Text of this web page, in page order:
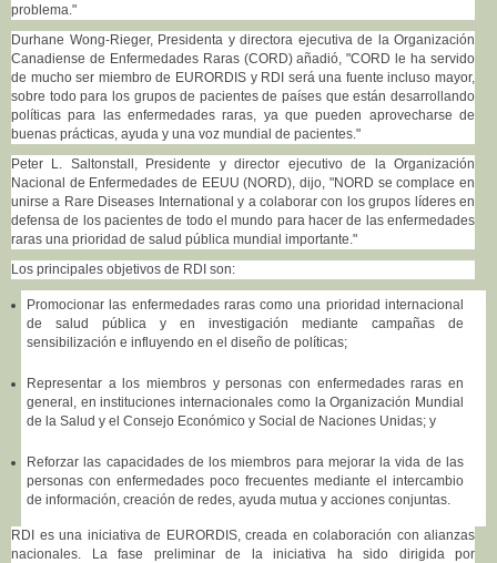
problema."
Durhane Wong-Rieger, Presidenta y directora ejecutiva de la Organización
Canadiense de Enfermedades Raras (CORD) añadió, "CORD le ha servido
de mucho ser miembro de EURORDIS y RDI será una fuente incluso mayor,
sobre todo para los grupos de pacientes de países que están desarrollando
políticas para las enfermedades raras, ya que pueden aprovecharse de
buenas prácticas, ayuda y una voz mundial de pacientes."
Peter L. Saltonstall, Presidente y director ejecutivo de la Organización
Nacional de Enfermedades de EEUU (NORD), dijo, "NORD se complace en
unirse a Rare Diseases International y a colaborar con los grupos líderes en
defensa de los pacientes de todo el mundo para hacer de las enfermedades
raras una prioridad de salud pública mundial importante."
Los principales objetivos de RDI son:
Promocionar las enfermedades raras como una prioridad internacional
de salud pública y en investigación mediante campañas de
sensibilización e influyendo en el diseño de políticas;
Representar a los miembros y personas con enfermedades raras en
general, en instituciones internacionales como la Organización Mundial
de la Salud y el Consejo Económico y Social de Naciones Unidas; y
Reforzar las capacidades de los miembros para mejorar la vida de las
personas con enfermedades poco frecuentes mediante el intercambio
de información, creación de redes, ayuda mutua y acciones conjuntas.
RDI es una iniciativa de EURORDIS, creada en colaboración con alianzas
nacionales. La fase preliminar de la iniciativa ha sido dirigida por